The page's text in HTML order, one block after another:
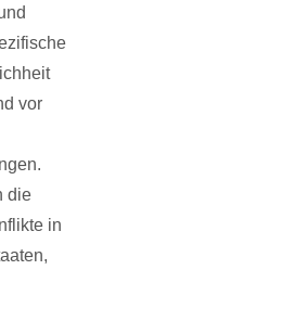
vor
die
in